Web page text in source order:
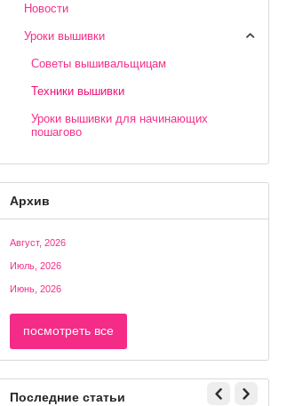
Новости
Уроки вышивки
Cоветы вышивальщицам
Техники вышивки
Уроки вышивки для начинающих
пошагово
Архив
Август, 2026
Июль, 2026
Июнь, 2026
посмотреть все
Последние статьи